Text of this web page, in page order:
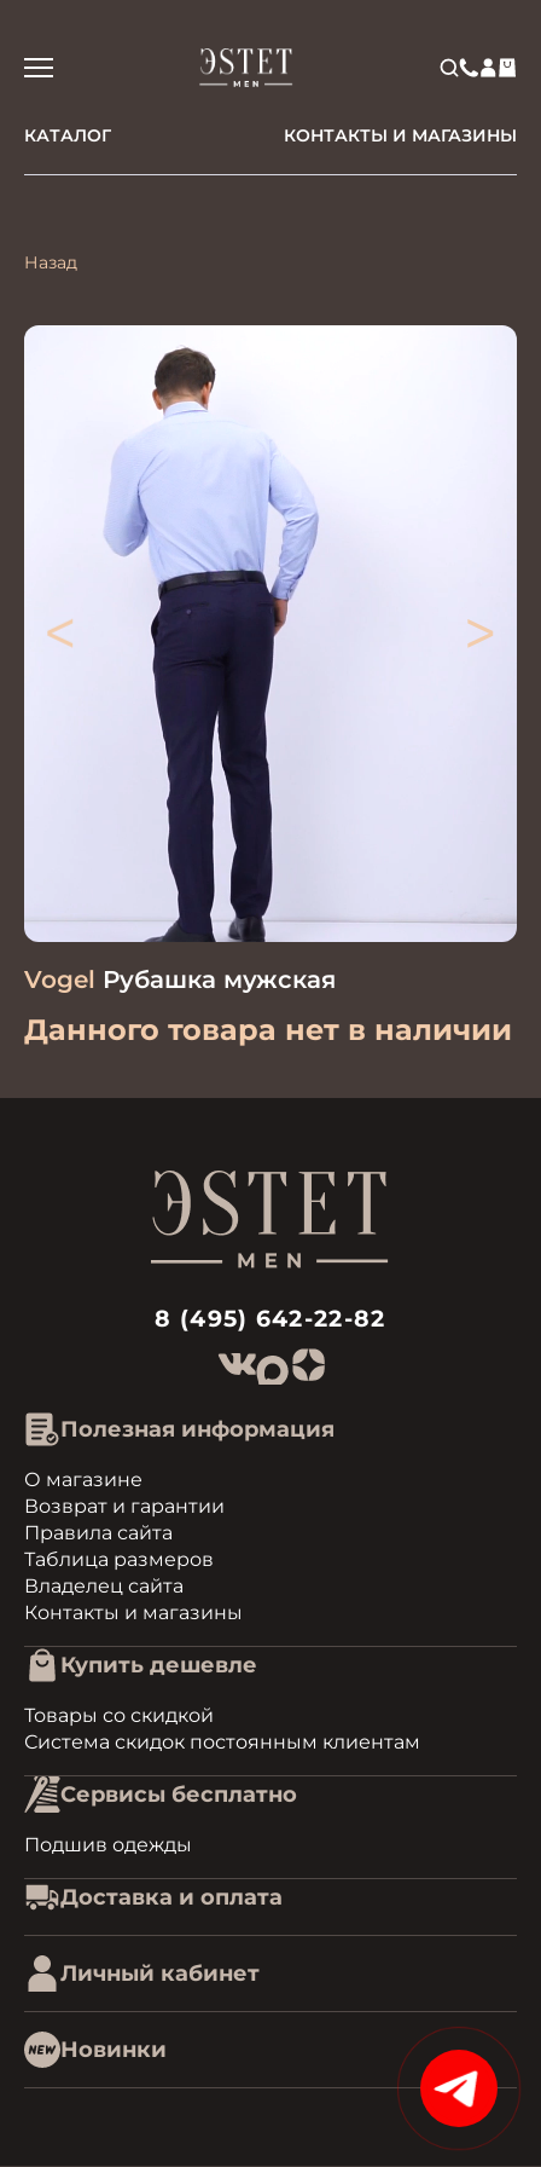
КАТАЛОГ КОНТАКТЫ И МАГАЗИНЫ
Назад
< >
Vogel Рубашка мужская
Данного товара нет в наличии
8 (495) 642-22-82
Полезная информация
О магазине
Возврат и гарантии
Правила сайта
Таблица размеров
Владелец сайта
Контакты и магазины
Купить дешевле
Товары со скидкой
Система скидок постоянным клиентам
Сервисы бесплатно
Подшив одежды
Доставка и оплата
Личный кабинет
Новинки
15%